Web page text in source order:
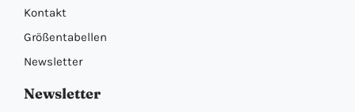
Kontakt
Größentabellen
Newsletter
Newsletter